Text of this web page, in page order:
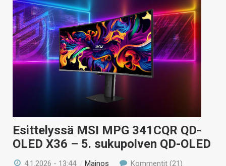
Esittelyssä MSI MPG 341CQR QD-
OLED X36 – 5. sukupolven QD-OLED
4.1.2026 - 13:44 / Mainos Kommentit (21)